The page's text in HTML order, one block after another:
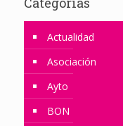
Actualidad
Asociación
Ayto
BON